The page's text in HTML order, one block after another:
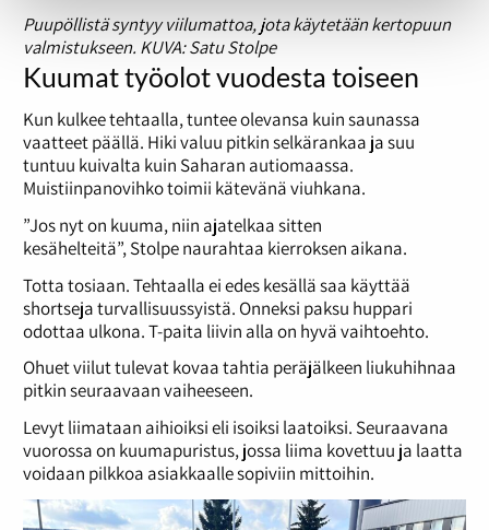
Puupöllistä syntyy viilumattoa, jota käytetään kertopuun
valmistukseen. KUVA: Satu Stolpe
Kuumat työolot vuodesta toiseen
Kun kulkee tehtaalla, tuntee olevansa kuin saunassa
vaatteet päällä. Hiki valuu pitkin selkärankaa ja suu
tuntuu kuivalta kuin Saharan autiomaassa.
Muistiinpanovihko toimii kätevänä viuhkana.
”Jos nyt on kuuma, niin ajatelkaa sitten
kesähelteitä”, Stolpe naurahtaa kierroksen aikana.
Totta tosiaan. Tehtaalla ei edes kesällä saa käyttää
shortseja turvallisuussyistä. Onneksi paksu huppari
odottaa ulkona. T-paita liivin alla on hyvä vaihtoehto.
Ohuet viilut tulevat kovaa tahtia peräjälkeen liukuhihnaa
pitkin seuraavaan vaiheeseen.
Levyt liimataan aihioiksi eli isoiksi laatoiksi. Seuraavana
vuorossa on kuumapuristus, jossa liima kovettuu ja laatta
voidaan pilkkoa asiakkaalle sopiviin mittoihin.